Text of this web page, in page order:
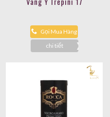
Gọi Mua Hàng
chi tiết